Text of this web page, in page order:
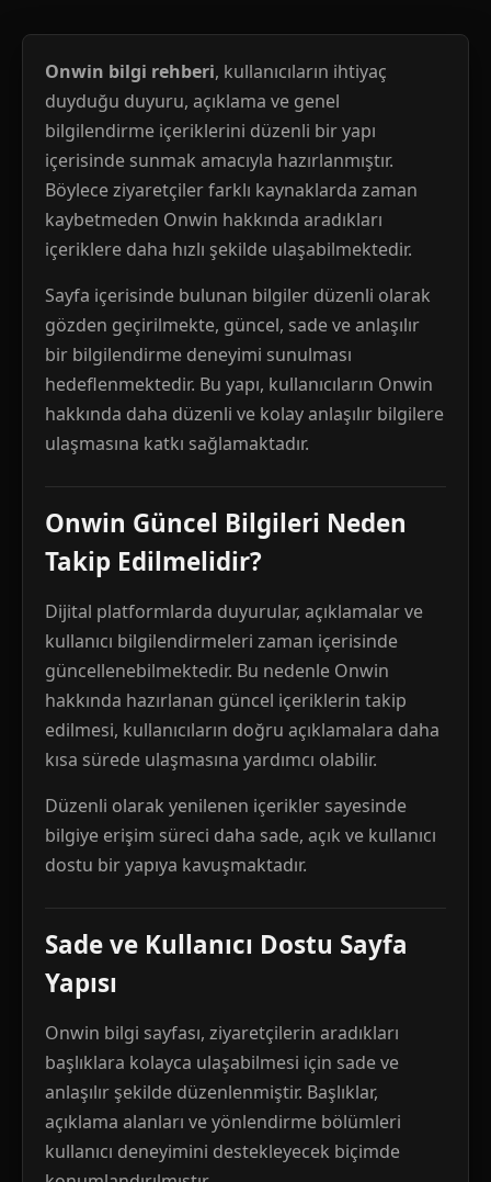
Onwin bilgi rehberi, kullanıcıların ihtiyaç
duyduğu duyuru, açıklama ve genel
bilgilendirme içeriklerini düzenli bir yapı
içerisinde sunmak amacıyla hazırlanmıştır.
Böylece ziyaretçiler farklı kaynaklarda zaman
kaybetmeden Onwin hakkında aradıkları
içeriklere daha hızlı şekilde ulaşabilmektedir.
Sayfa içerisinde bulunan bilgiler düzenli olarak
gözden geçirilmekte, güncel, sade ve anlaşılır
bir bilgilendirme deneyimi sunulması
hedeflenmektedir. Bu yapı, kullanıcıların Onwin
hakkında daha düzenli ve kolay anlaşılır bilgilere
ulaşmasına katkı sağlamaktadır.
Onwin Güncel Bilgileri Neden
Takip Edilmelidir?
Dijital platformlarda duyurular, açıklamalar ve
kullanıcı bilgilendirmeleri zaman içerisinde
güncellenebilmektedir. Bu nedenle Onwin
hakkında hazırlanan güncel içeriklerin takip
edilmesi, kullanıcıların doğru açıklamalara daha
kısa sürede ulaşmasına yardımcı olabilir.
Düzenli olarak yenilenen içerikler sayesinde
bilgiye erişim süreci daha sade, açık ve kullanıcı
dostu bir yapıya kavuşmaktadır.
Sade ve Kullanıcı Dostu Sayfa
Yapısı
Onwin bilgi sayfası, ziyaretçilerin aradıkları
başlıklara kolayca ulaşabilmesi için sade ve
anlaşılır şekilde düzenlenmiştir. Başlıklar,
açıklama alanları ve yönlendirme bölümleri
kullanıcı deneyimini destekleyecek biçimde